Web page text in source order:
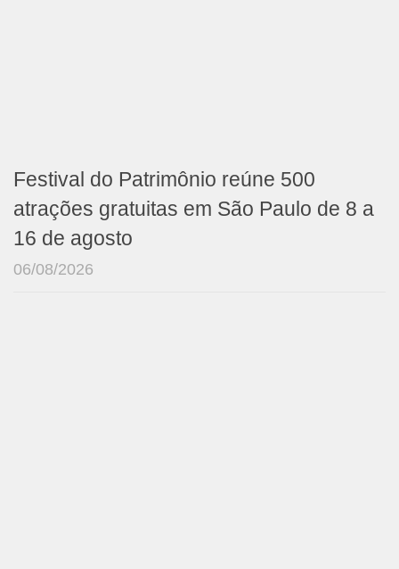
Festival do Patrimônio reúne 500
atrações gratuitas em São Paulo de 8 a
16 de agosto
06/08/2026